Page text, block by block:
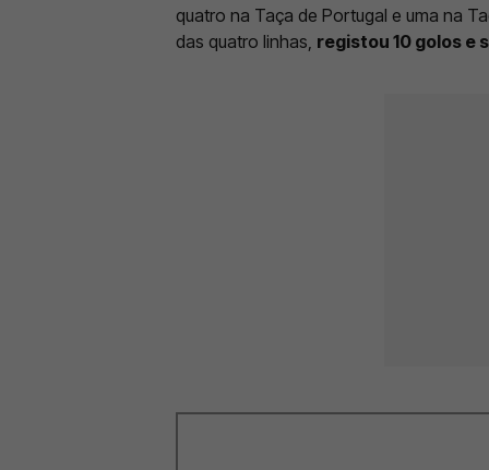
quatro na Taça de Portugal e uma na
das quatro linhas, registou 10 golos e